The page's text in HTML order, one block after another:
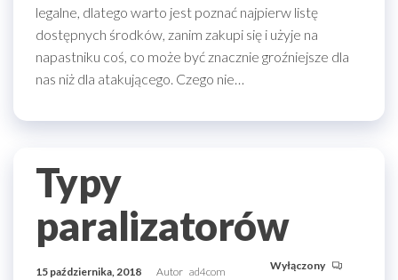
legalne, dlatego warto jest poznać najpierw listę
dostępnych środków, zanim zakupi się i użyje na
napastniku coś, co może być znacznie groźniejsze dla
nas niż dla atakującego. Czego nie…
Typy
paralizatorów
15 października, 2018 Autor ad4com Wyłączony